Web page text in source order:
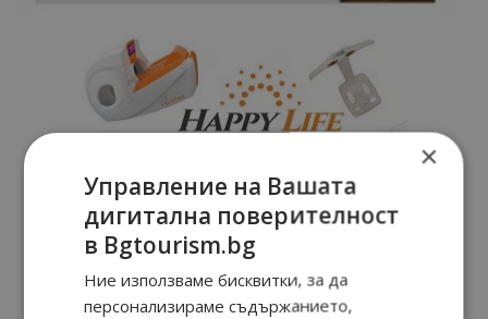
×
Управление на Вашата
дигитална поверителност
в Bgtourism.bg
Ние използваме бисквитки, за да
персонализираме съдържанието,